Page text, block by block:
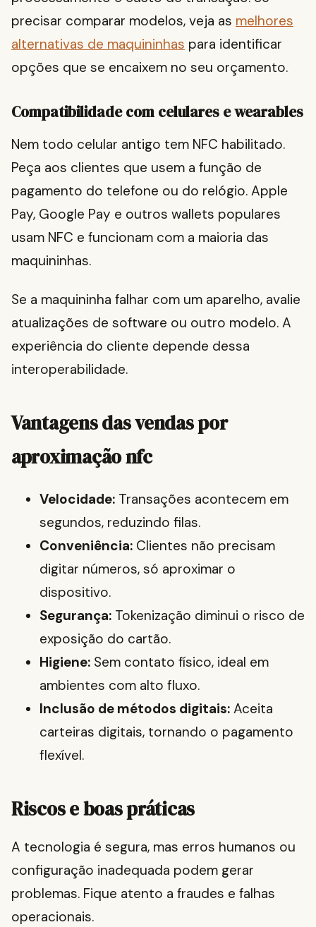
precisar comparar modelos, veja as melhores
alternativas de maquininhas para identificar
opções que se encaixem no seu orçamento.
Compatibilidade com celulares e wearables
Nem todo celular antigo tem NFC habilitado.
Peça aos clientes que usem a função de
pagamento do telefone ou do relógio. Apple
Pay, Google Pay e outros wallets populares
usam NFC e funcionam com a maioria das
maquininhas.
Se a maquininha falhar com um aparelho, avalie
atualizações de software ou outro modelo. A
experiência do cliente depende dessa
interoperabilidade.
Vantagens das vendas por
aproximação nfc
Velocidade: Transações acontecem em
segundos, reduzindo filas.
Conveniência: Clientes não precisam
digitar números, só aproximar o
dispositivo.
Segurança: Tokenização diminui o risco de
exposição do cartão.
Higiene: Sem contato físico, ideal em
ambientes com alto fluxo.
Inclusão de métodos digitais: Aceita
carteiras digitais, tornando o pagamento
flexível.
Riscos e boas práticas
A tecnologia é segura, mas erros humanos ou
configuração inadequada podem gerar
problemas. Fique atento a fraudes e falhas
operacionais.